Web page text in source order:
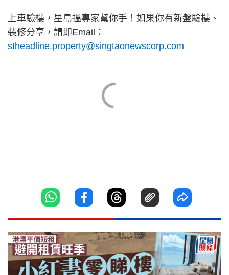
上車驗樓，星島搵專家幫你手！如果你有新盤驗樓、
裝修分享，請即Email：
stheadline.property@singtaonewscorp.com